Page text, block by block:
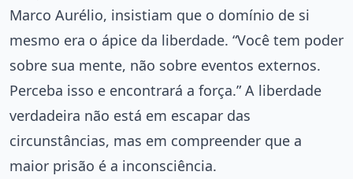
Marco Aurélio, insistiam que o domínio de si
mesmo era o ápice da liberdade. “Você tem poder
sobre sua mente, não sobre eventos externos.
Perceba isso e encontrará a força.” A liberdade
verdadeira não está em escapar das
circunstâncias, mas em compreender que a
maior prisão é a inconsciência.